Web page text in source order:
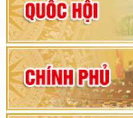
Hướng dẫn quy
khoá XVI và đại
2026-2031
80 năm Quốc
vì sự phát triển
Bộ Chính trị